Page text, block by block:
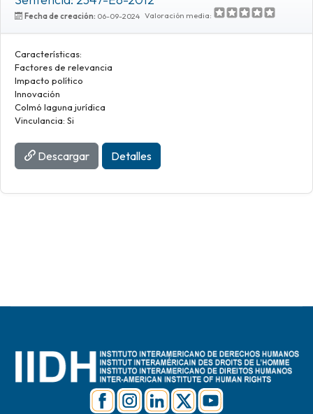
Fecha de creación: 06-09-2024 Valoración media:
Características:
Factores de relevancia
Impacto político
Innovación
Colmó laguna jurídica
Vinculancia: Si
Descargar Detalles